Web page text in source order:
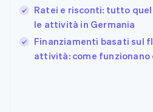
Ratei e risconti: tutto
le attività in Germania
Finanziamenti basati sul
attività: come funzionano
Grecia
English
India
Irlanda